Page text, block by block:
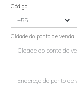
Código
Cidade do ponto de venda